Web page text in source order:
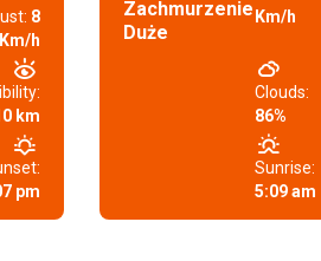
8
Km/h
km
pm
Zachmurzenie
Duże
Km/h
Clouds:
86%
Sunrise:
5:09 am